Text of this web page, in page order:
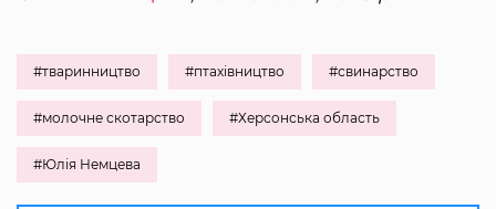
#тваринництво #птахівництво #свинарство
#молочне скотарство #Херсонська область
#Юлія Немцева